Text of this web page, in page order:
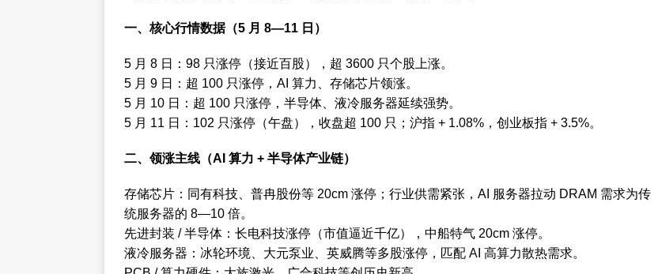
一、核心行情数据（5 月 8—11 日）
5 月 8 日：98 只涨停（接近百股），超 3600 只个股上涨。
5 月 9 日：超 100 只涨停，AI 算力、存储芯片领涨。
5 月 10 日：超 100 只涨停，半导体、液冷服务器延续强势。
5 月 11 日：102 只涨停（午盘），收盘超 100 只；沪指 + 1.08%，创业板指 + 3.5%。
二、领涨主线（AI 算力 + 半导体产业链）
存储芯片：同有科技、普冉股份等 20cm 涨停；行业供需紧张，AI 服务器拉动 DRAM 需求为传
统服务器的 8—10 倍。
先进封装 / 半导体：长电科技涨停（市值逼近千亿），中船特气 20cm 涨停。
液冷服务器：冰轮环境、大元泵业、英威腾等多股涨停，匹配 AI 高算力散热需求。